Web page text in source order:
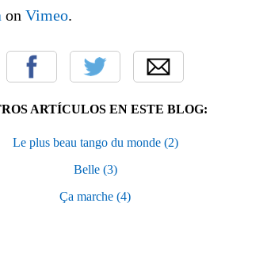
on Vimeo.
ARTÍCULOS EN ESTE BLOG:
Le plus beau tango du monde (2)
Belle (3)
Ça marche (4)